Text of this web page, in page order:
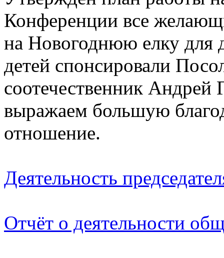
Конференции все
на Новогоднюю елку для
детей спонсировали
соотечественник Андрей
выражаем большую
отношение.
Деятельность
Отчёт о деятельности